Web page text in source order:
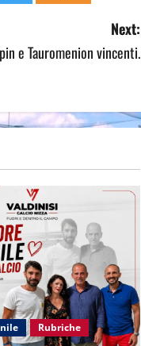
Next:
e Tauromenion vincenti.
Rubriche